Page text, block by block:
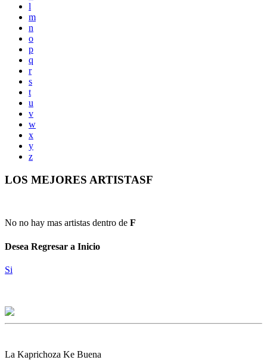
l
m
n
o
p
q
r
s
t
u
v
w
x
y
z
LOS MEJORES ARTISTASF
No no hay mas artistas dentro de F
Desea Regresar a Inicio
Si
La Kaprichoza Ke Buena